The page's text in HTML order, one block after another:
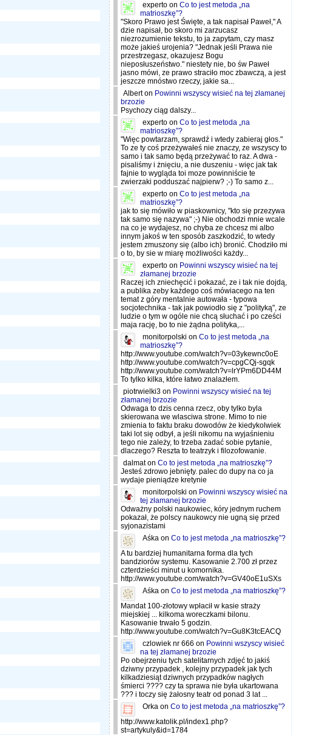
experto onCo to jest metoda „na
matrioszkę”?
"Skoro Prawo jest Święte, a tak napisał Paweł," A
dzie napisał, bo skoro mi zarzucasz
niezrozumienie tekstu, to ja zapytam, czy masz
może jakieś urojenia? "Jednak jeśli Prawa nie
przestrzegasz, okazujesz Bogu
nieposłuszeństwo." niestety nie, bo św Paweł
jasno mówi, ze prawo straciło moc zbawczą, a jest
jeszcze mnóstwo rzeczy, jakie sa...
Alberton Powinni wszyscy wisieć na tej złamanej
brzozie
Psychozy ciąg dalszy...
experto onCo to jest metoda „na
matrioszkę”?
"Więc powtarzam, sprawdź i wtedy zabieraj głos."
To ze ty coś przeżywałeś nie znaczy, ze wszyscy to
samo i tak samo będą przeżywać to raz. A dwa -
pisaliśmy i żnięciu, a nie duszeniu - więc jak tak
fajnie to wygląda toi moze powinniście te
zwierzaki podduszać najpierw? ;-) To samo z...
experto onCo to jest metoda „na
matrioszkę”?
jak to się mówiło w piaskownicy, "kto się przezywa
tak samo się nazywa" ;-) Nie obchodzi mnie wcale
na co je wydajesz, no chyba ze chcesz mi albo
innym jakoś w ten sposób zaszkodzić, to wtedy
jestem zmuszony się (albo ich) bronić. Chodziło mi
o to, by sie w miarę możliwości każdy...
experto on Powinni wszyscy wisieć na tej
złamanej brzozie
Raczej ich zniechęcić i pokazać, ze i tak nie dojdą,
a publika zeby każdego coś mówiacego na ten
temat z góry mentalnie autowała - typowa
socjotechnika - tak jak powiodło się z "polityką", ze
ludzie o tym w ogóle nie chcą słuchać i po cześci
maja rację, bo to nie żądna polityka,...
monitorpolski onCo to jest metoda „na
matrioszkę”?
http://www.youtube.com/watch?v=03ykewnc0oE
http://www.youtube.com/watch?v=cpgCQj-sgqk
http://www.youtube.com/watch?v=lrYPm6DD44M
To tylko kilka, które łatwo znalazłem.
piotrwielki3 on Powinni wszyscy wisieć na tej
złamanej brzozie
Odwaga to dzis cenna rzecz, oby tylko byla
skierowana we wlasciwa strone. Mimo to nie
zmienia to faktu braku dowodów że kiedykolwiek
taki lot się odbył, a jeśli nikomu na wyjaśnieniu
tego nie zależy, to trzeba zadać sobie pytanie,
dlaczego? Reszta to teatrzyk i filozofowanie.
dalmatonCo to jest metoda „na matrioszkę”?
Jesteś zdrowo jebnięty. palec do dupy na co ja
wydaje pieniądze kretynie
monitorpolski on Powinni wszyscy wisieć na
tej złamanej brzozie
Odważny polski naukowiec, kóry jednym ruchem
pokazał, że polscy naukowcy nie ugną się przed
syjonazistami
Aśka onCo to jest metoda „na matrioszkę”?
A tu bardziej humanitarna forma dla tych
bandziorów systemu. Kasowanie 2.700 zł przez
czterdzieści minut u komornika.
http://www.youtube.com/watch?v=GV40oE1uSXs
Aśka onCo to jest metoda „na matrioszkę”?
Mandat 100-złotowy wpłacił w kasie straży
miejskiej ... kilkoma woreczkami bilonu.
Kasowanie trwało 5 godzin.
http://www.youtube.com/watch?v=Gu8K3tcEACQ
czlowiek nr 666 on Powinni wszyscy wisieć
na tej złamanej brzozie
Po obejrzeniu tych satelitarnych zdjęć to jakiś
dziwny przypadek , kolejny przypadek jak tych
kilkadziesiąt dziwnych przypadków nagłych
śmierci ???? czy ta sprawa nie była ukartowana
??? i toczy się żałosny teatr od ponad 3 lat ...
Orka onCo to jest metoda „na matrioszkę”?
http://www.katolik.pl/index1.php?
st=artykuly&id=1784